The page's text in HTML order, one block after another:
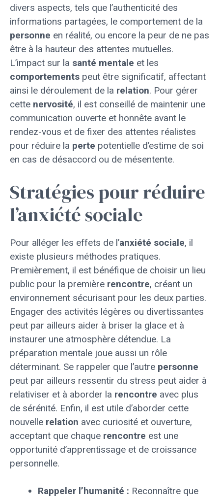
divers aspects, tels que l’authenticité des
informations partagées, le comportement de la
personne en réalité, ou encore la peur de ne pas
être à la hauteur des attentes mutuelles.
L’impact sur la santé mentale et les
comportements peut être significatif, affectant
ainsi le déroulement de la relation. Pour gérer
cette nervosité, il est conseillé de maintenir une
communication ouverte et honnête avant le
rendez-vous et de fixer des attentes réalistes
pour réduire la perte potentielle d’estime de soi
en cas de désaccord ou de mésentente.
Stratégies pour réduire
l’anxiété sociale
Pour alléger les effets de l’anxiété sociale, il
existe plusieurs méthodes pratiques.
Premièrement, il est bénéfique de choisir un lieu
public pour la première rencontre, créant un
environnement sécurisant pour les deux parties.
Engager des activités légères ou divertissantes
peut par ailleurs aider à briser la glace et à
instaurer une atmosphère détendue. La
préparation mentale joue aussi un rôle
déterminant. Se rappeler que l’autre personne
peut par ailleurs ressentir du stress peut aider à
relativiser et à aborder la rencontre avec plus
de sérénité. Enfin, il est utile d’aborder cette
nouvelle relation avec curiosité et ouverture,
acceptant que chaque rencontre est une
opportunité d’apprentissage et de croissance
personnelle.
Rappeler l’humanité : Reconnaître que